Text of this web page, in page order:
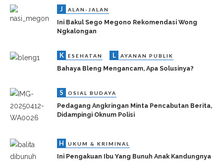
J ALAN-JALAN
Ini Bakul Sego Megono Rekomendasi Wong
Ngkalongan
K ESEHATAN L AYANAN PUBLIK
Bahaya Bleng Mengancam, Apa Solusinya?
S OSIAL BUDAYA
Pedagang Angkringan Minta Pencabutan Berita,
Didampingi Oknum Polisi
H UKUM & KRIMINAL
Ini Pengakuan Ibu Yang Bunuh Anak Kandungnya